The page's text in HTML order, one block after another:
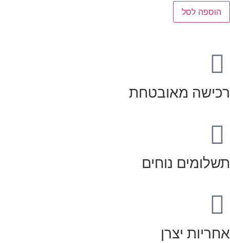
הוספה לסל
רכישה מאובטחת
תשלומים נוחים
אחריות יצרן